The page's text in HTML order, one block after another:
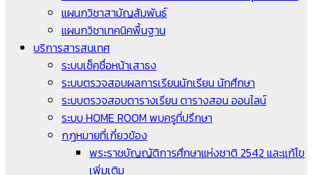
แผนกวิชาสามัญสัมพันธ์
แผนกวิชาเทคนิคพื้นฐาน
บริการสารสนเทศ
ระบบเช็คชื่อหน้าเสาธง
ระบบตรวจสอบผลการเรียนนักเรียน นักศึกษา
ระบบตรวจสอบตารางเรียน ตารางสอน ออนไลน์
ระบบ HOME ROOM พบครูที่ปรึกษา
กฎหมายที่เกี่ยวข้อง
พระราชบัญญัติการศึกษาแห่งชาติ 2542 และแก้ไข
เพิ่มเติม